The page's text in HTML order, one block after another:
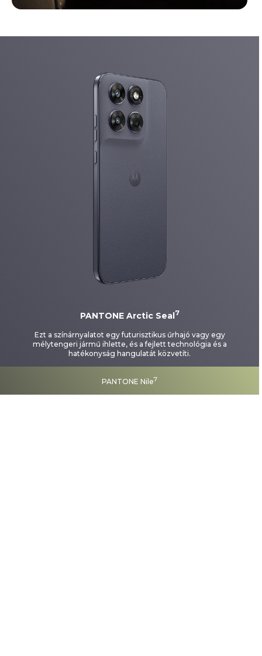
PANTONE Arctic Seal7
Ezt a színárnyalatot egy futurisztikus űrhajó vagy egy
mélytengeri jármű ihlette, és a fejlett technológia és a
hatékonyság hangulatát közvetíti.
PANTONE Nile7